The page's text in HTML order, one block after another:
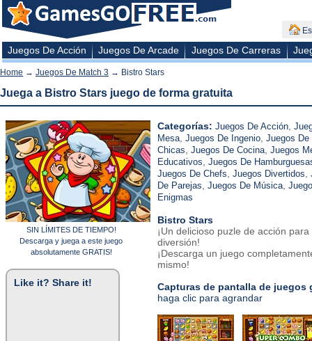
Juegos De Acción Juegos De Arcade Juegos De Carreras
Home → Juegos De Match 3 → Bistro Stars
Juega a Bistro Stars juego de forma gratuita
SIN LÍMITES DE TIEMPO!
Descarga y juega a este juego
absolutamente GRATIS!
Like it? Share it!
Categorías: Juegos De Acción
Mesa Juegos De Ingenio Juegos De
Chicas Juegos De Cocina Juegos
Educativos Juegos De
Juegos De Chefs Juegos Divertidos
De Parejas Juegos De Música
Enigmas
Bistro Stars
¡Un delicioso puzle de acción
diversión!
¡Descarga un juego
mismo!
Capturas de pantalla de juegos
haga clic para agrandar